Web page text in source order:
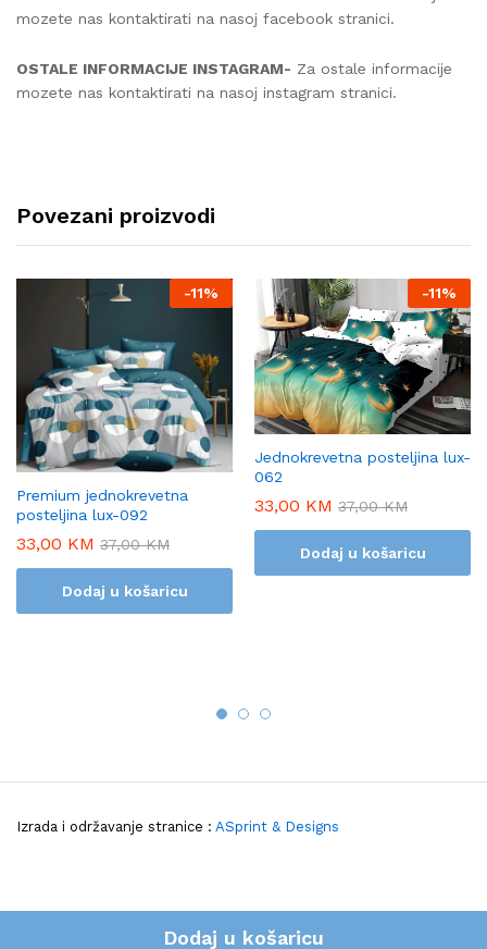
Dodaj u košaricu
mozete nas kontaktirati na nasoj facebook stranici.
OSTALE INFORMACIJE INSTAGRAM- Za ostale informacije
mozete nas kontaktirati na nasoj instagram stranici.
Povezani proizvodi
-11%
Premium jednokrevetna
posteljina lux-092
33,00 KM 37,00KM
Dodaj u košaricu
-11%
Jednokrevetna posteljina lux-
062
33,00 KM 37,00KM
Dodaj u košaricu
Izrada i održavanje stranice : ASprint & Designs